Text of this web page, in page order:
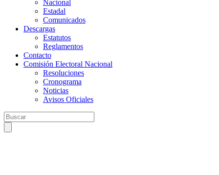
Nacional
Estadal
Comunicados
Descargas
Estatutos
Reglamentos
Contacto
Comisión Electoral Nacional
Resoluciones
Cronograma
Noticias
Avisos Oficiales